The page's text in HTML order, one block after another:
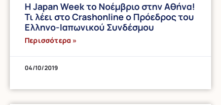
Η Japan Week το Νοέμβριο στην Αθήνα!
Τι λέει στο Crashonline ο Πρόεδρος του
Ελληνο-Ιαπωνικού Συνδέσμου
Περισσότερα »
04/10/2019